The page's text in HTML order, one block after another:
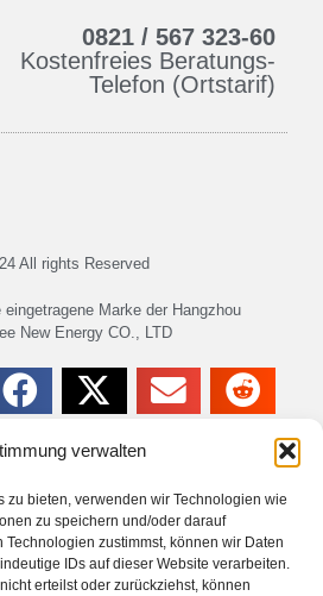
verwalten
zu bieten, verwenden wir Technologien wie
zu speichern und/oder darauf
zustimmst, können wir Daten
IDs auf dieser Website verarbeiten.
erteilst oder zurückziehst, können
0821 / 567 323-60
Kostenfreies Beratungs-
Telefon (Ortstarif)
All rights Reserved
eingetragene Marke der Hangzhou
New Energy CO., LTD
Schäden oder Verletzungen
mit Anleitungen auf
Dies gilt auch für fehlerhafte
Arbeiten Sie nur an